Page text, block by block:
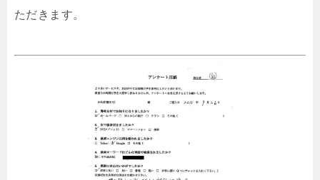
ただきます。